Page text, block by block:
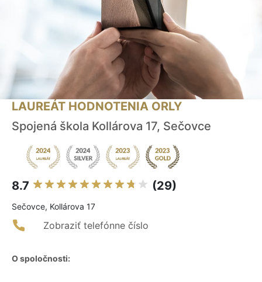
LAUREÁT HODNOTENIA ORLY
Spojená škola Kollárova 17, Sečovce
8.7 (29)
Sečovce, Kollárova 17
Zobraziť telefónne číslo
O spoločnosti: